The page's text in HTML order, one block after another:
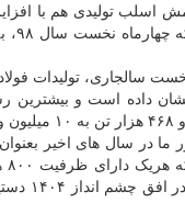
ما در سال های اخیر